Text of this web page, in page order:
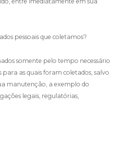
pessoais que coletamos?
somente pelo tempo necessário
as quais foram coletados, salvo
manutenção, a exemplo do
legais, regulatórias,